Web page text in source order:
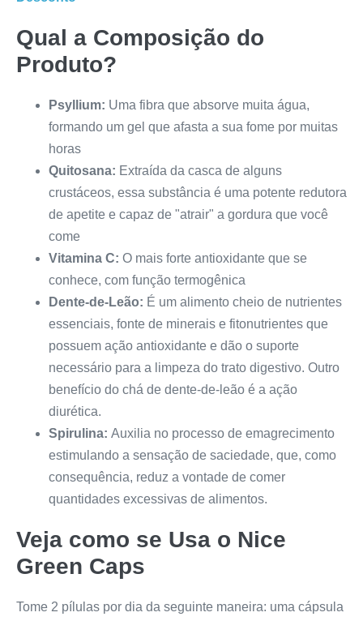
Qual a Composição do
Produto?
Psyllium: Uma fibra que absorve muita água,
formando um gel que afasta a sua fome por muitas
horas
Quitosana: Extraída da casca de alguns
crustáceos, essa substância é uma potente redutora
de apetite e capaz de "atrair" a gordura que você
come
Vitamina C: O mais forte antioxidante que se
conhece, com função termogênica
Dente-de-Leão: É um alimento cheio de nutrientes
essenciais, fonte de minerais e fitonutrientes que
possuem ação antioxidante e dão o suporte
necessário para a limpeza do trato digestivo. Outro
benefício do chá de dente-de-leão é a ação
diurética.
Spirulina: Auxilia no processo de emagrecimento
estimulando a sensação de saciedade, que, como
consequência, reduz a vontade de comer
quantidades excessivas de alimentos.
Veja como se Usa o Nice
Green Caps
Tome 2 pílulas por dia da seguinte maneira: uma cápsula